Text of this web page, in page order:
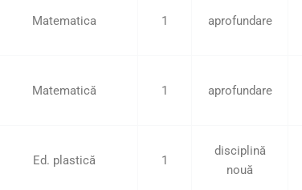
Matematica 1 aprofundare
Matematică 1 aprofundare
Ed. plastică 1
disciplină
nouă